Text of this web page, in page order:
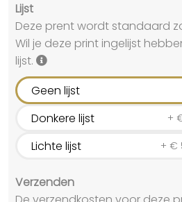
Lijst
Deze prent wordt standaard
Wil je deze print ingelijst
lijst.
Geen lijst
Donkere lijst
+
Lichte lijst + €
Verzenden